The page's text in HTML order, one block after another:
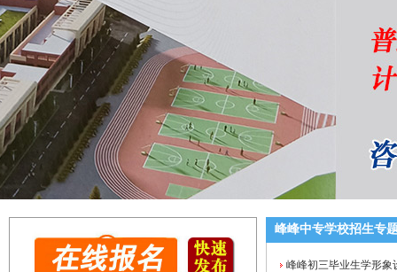
峰峰中专学校招生专
峰峰初三毕业生学形象